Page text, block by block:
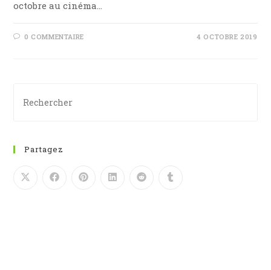
octobre au cinéma…
0 COMMENTAIRE 4 OCTOBRE 2019
Partagez